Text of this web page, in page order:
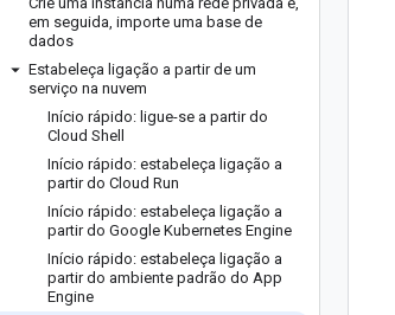
em seguida, importe uma base de
dados
Estabeleça ligação a partir de um
serviço na nuvem
Início rápido: ligue-se a partir do
Cloud Shell
Início rápido: estabeleça ligação a
partir do Cloud Run
Início rápido: estabeleça ligação a
partir do Google Kubernetes Engine
Início rápido: estabeleça ligação a
partir do ambiente padrão do App
Engine